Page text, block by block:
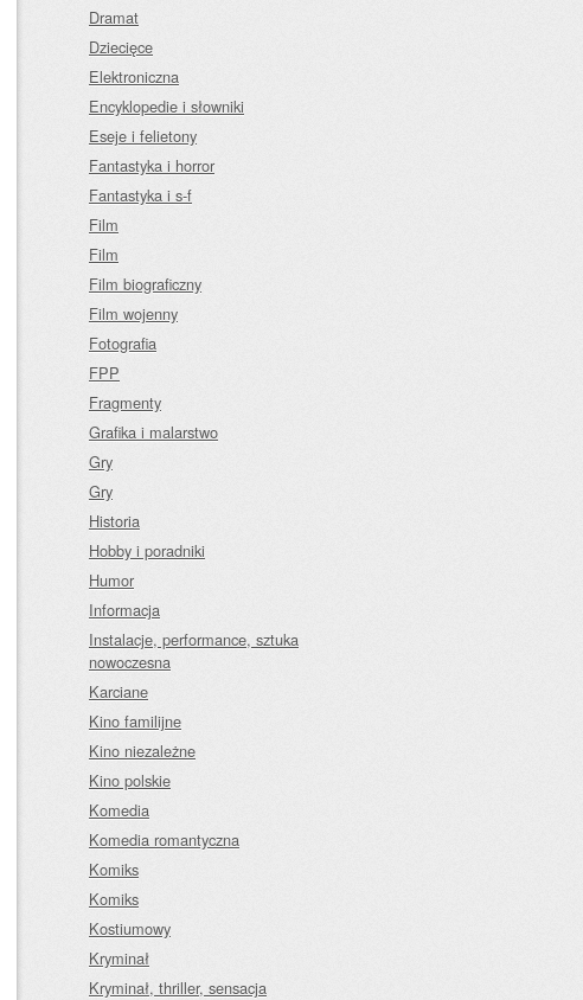
Dramat
Dziecięce
Elektroniczna
Encyklopedie i słowniki
Eseje i felietony
Fantastyka i horror
Fantastyka i s-f
Film
Film
Film biograficzny
Film wojenny
Fotografia
FPP
Fragmenty
Grafika i malarstwo
Gry
Gry
Historia
Hobby i poradniki
Humor
Informacja
Instalacje, performance, sztuka
nowoczesna
Karciane
Kino familijne
Kino niezależne
Kino polskie
Komedia
Komedia romantyczna
Komiks
Komiks
Kostiumowy
Kryminał
Kryminał, thriller, sensacja